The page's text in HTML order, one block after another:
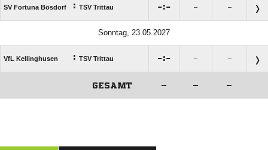
SV Fortuna Bösdorf : TSV Trittau : – –
Sonntag, 23.05.2027
VfL Kellinghusen : TSV Trittau : – –
GESAMT – – –